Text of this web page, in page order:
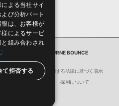
注意：FAT32でフォーマットされた
るデータを格納することができま
ダウンロード製品をご購入いただ
フォーマットされたHDDをご用意
認メールとシリアルナンバーをお
れます。メールに記載されており
ロード／導入を行って下さい。
して日本語版操作マニュアルをご
MELBOURNE BOUNCE
組み
特定商取引に関する法律に基づく表示
人情報の保護について 採用について
よる当社サイ
び分析パート
は、お客様が
によるサービ
組み合わされ
て拒否する